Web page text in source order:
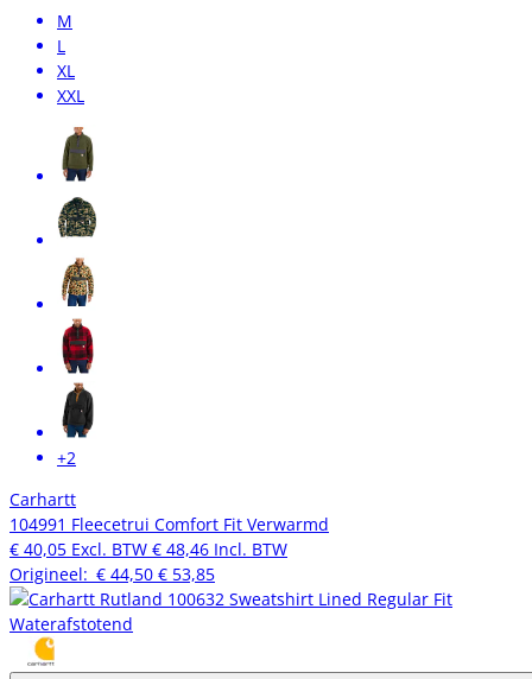
M
L
XL
XXL
+2
Carhartt
104991 Fleecetrui Comfort Fit Verwarmd
€ 40,05 Excl. BTW € 48,46 Incl. BTW
Origineel: € 44,50 € 53,85